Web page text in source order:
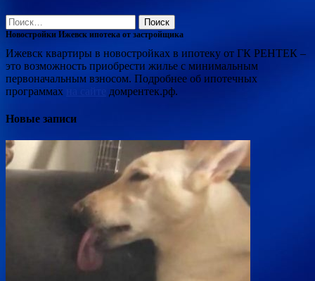
Найти:
Новостройки Ижевск ипотека от застройщика
Ижевск квартиры в новостройках в ипотеку от ГК РЕНТЕК –
это возможность приобрести жилье с минимальным
первоначальным взносом. Подробнее об ипотечных
программах
домрентек.рф.
Новые записи